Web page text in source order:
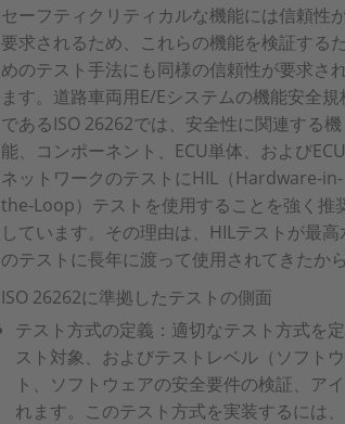
セーフティクリティカルな機能には信頼性
要求されるため、これらの機能を検証するた
めのテスト手法にも同様の信頼性が要求さ
ます。道路車両用E/Eシステムの機能安全規
であるISO 26262では、安全性に関連する機
能、コンポーネント、ECU単体、およびECU
ネットワークのテストにHIL（Hardware-in-
the-Loop）テストを使用することを強く推
しています。その理由は、HILテストが最
のテストに長年に渡って使用されてきたから
ISO 26262に準拠したテストの側面
テスト方式の定義：適切なテスト方式を
スト対象、およびテストレベル（ソフト
ト、ソフトウェアの安全要件の検証、ア
れます。このテスト方式を実装するには